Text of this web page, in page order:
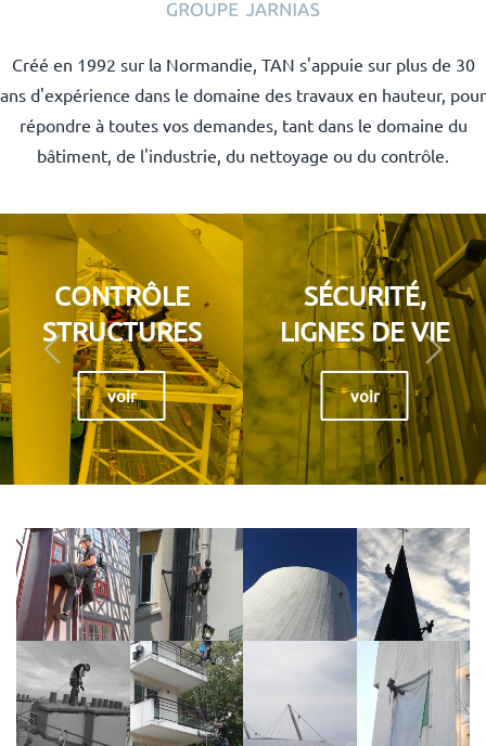
Créé en 1992 sur la Normandie, TAN s'appuie sur plus de 30
ans d'expérience dans le domaine des travaux en hauteur, pour
répondre à toutes vos demandes, tant dans le domaine du
bâtiment, de l'industrie, du nettoyage ou du contrôle.
CONTRÔLE
STRUCTURES
voir
SÉCURITÉ,
LIGNES DE VIE
voir
voir voir voir voir
voir voir voir